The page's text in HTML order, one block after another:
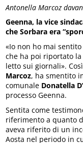
Antonella Marcoz
Geenna, la vice
che Sorbara era
«Io non ho mai
che ha poi riportato la
letto sui giornali».
Marcoz, ha smentito
comunale Donatella
processo Geenna.
Sentita come
riferimento a quanto
aveva riferito di un
Aosta nel periodo in